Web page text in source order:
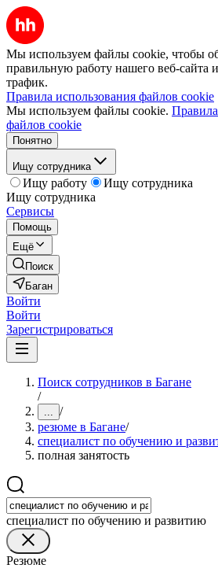
Мы используем файлы cookie, чтобы
правильную работу нашего веб-сайта
трафик.
Правила использования файлов cookie
Мы используем файлы cookie.
файлов cookie
Понятно
Ищу сотрудника
Ищу работу
Ищу сотрудника
Ищу сотрудника
Сервисы
Помощь
Ещё
Поиск
Баган
Войти
Войти
Зарегистрироваться
Поиск сотрудников в Багане
/
... /
резюме в Багане/
специалист по обучению и
полная занятость
специалист по обучению и развитию
Резюме